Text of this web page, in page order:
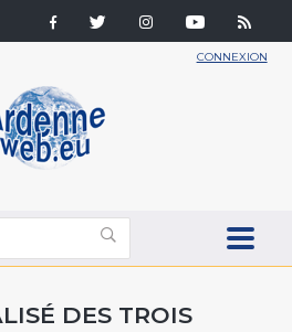
CONNEXION
DES TROIS